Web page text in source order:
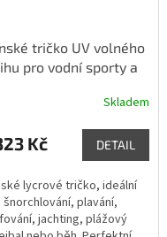
tričko UV volného
pro vodní sporty a
Skladem
Kč DETAIL
lycrové tričko, ideální
plavání,
jachting, plážový